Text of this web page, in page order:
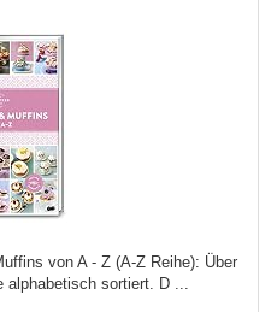
von A - Z (A-Z Reihe): Über
sortiert. D ...